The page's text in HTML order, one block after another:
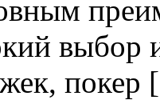
выбор